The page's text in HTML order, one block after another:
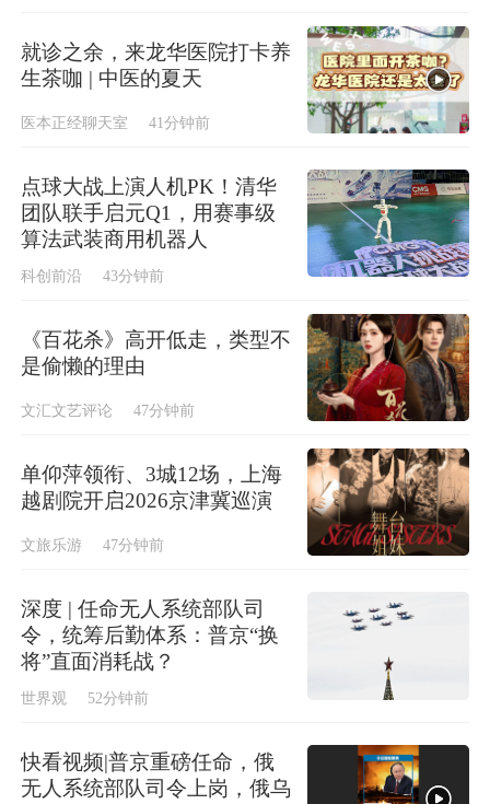
就诊之余，来龙华医院打卡养
生茶咖 | 中医的夏天
医本正经聊天室 41分钟前
点球大战上演人机PK！清华
团队联手启元Q1，用赛事级
算法武装商用机器人
科创前沿 43分钟前
《百花杀》高开低走，类型不
是偷懒的理由
文汇文艺评论 47分钟前
单仰萍领衔、3城12场，上海
越剧院开启2026京津冀巡演
文旅乐游 47分钟前
深度 | 任命无人系统部队司
令，统筹后勤体系：普京“换
将”直面消耗战？
世界观 52分钟前
快看视频|普京重磅任命，俄
无人系统部队司令上岗，俄乌